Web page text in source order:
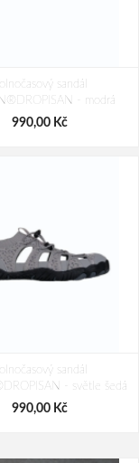
sandál
- modrá
990,00 Kč
sandál
- světle šedá
990,00 Kč